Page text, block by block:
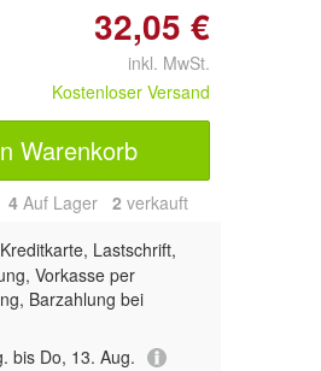
32,05 €
inkl. MwSt.
Kostenloser Versand
Warenkorb
4 Auf Lager 2 verkauft
Lastschrift,
Vorkasse per
Barzahlung bei
bis Do, 13. Aug.